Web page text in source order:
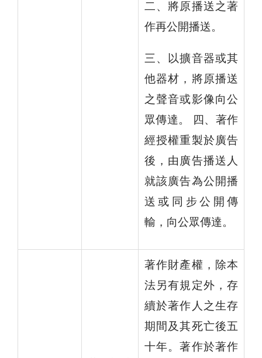
二、將原播送之著
作再公開播送。
三、以擴音器或其
他器材，將原播送
之聲音或影像向公
眾傳達。 四、著作
經授權重製於廣告
後，由廣告播送人
就該廣告為公開播
送或同步公開傳
輸，向公眾傳達。
著作財產權，除本
法另有規定外，存
續於著作人之生存
期間及其死亡後五
十年。著作於著作